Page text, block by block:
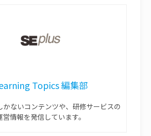
Topics 編集部
かないコンテンツや、研修サービスの
営情報を発信しています。